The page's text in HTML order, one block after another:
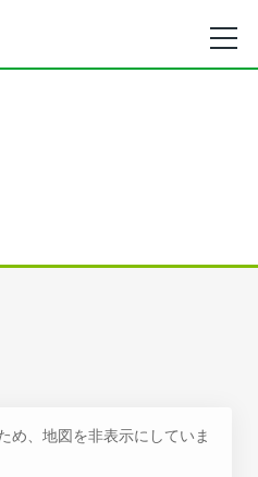
め、地図を非表示にしていま